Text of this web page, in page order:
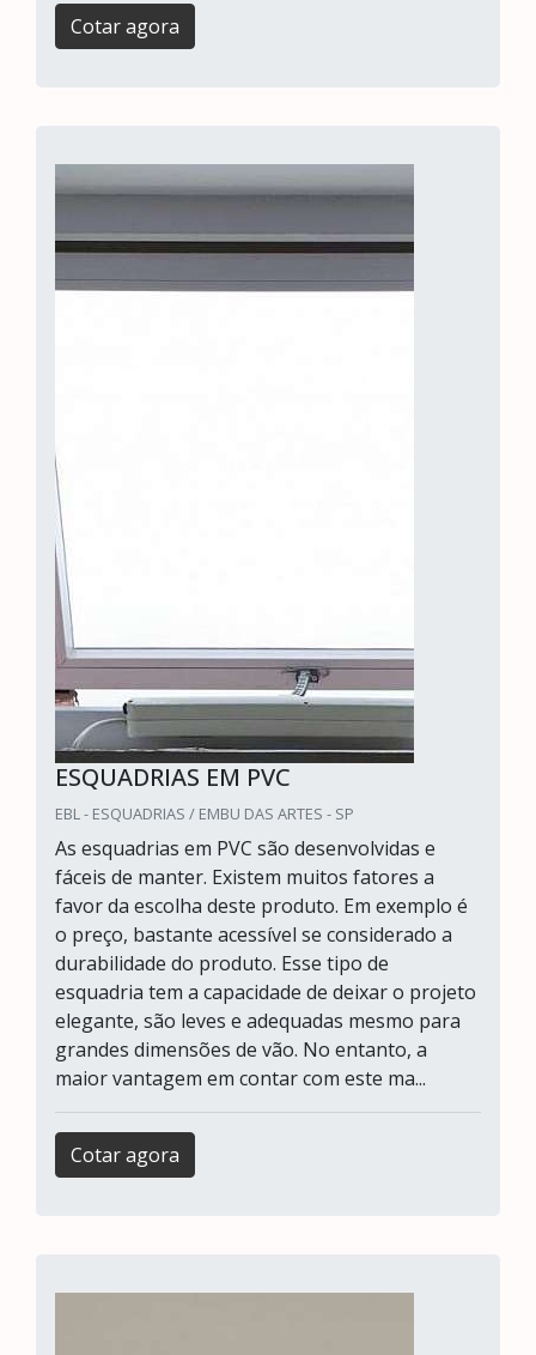
Cotar agora
ESQUADRIAS EM PVC
EBL - ESQUADRIAS / EMBU DAS ARTES - SP
As esquadrias em PVC são desenvolvidas e
fáceis de manter. Existem muitos fatores a
favor da escolha deste produto. Em exemplo é
o preço, bastante acessível se considerado a
durabilidade do produto. Esse tipo de
esquadria tem a capacidade de deixar o projeto
elegante, são leves e adequadas mesmo para
grandes dimensões de vão. No entanto, a
maior vantagem em contar com este ma...
Cotar agora